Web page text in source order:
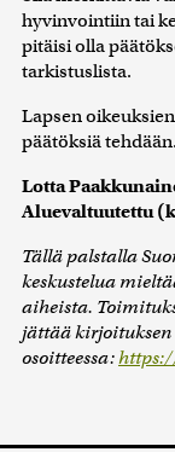
hyvinvointiin tai
pitäisi olla
tarkistuslista.
Lapsen
päätöksiä tehdään.
Lotta
Aluevaltuutettu
Tällä palstalla
keskustelua
aiheista.
jättää kirjoituksen
osoitteessa: